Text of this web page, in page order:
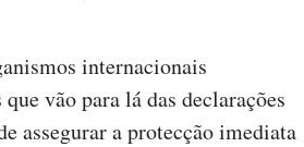
internacionais
vão para lá das declarações
assegurar a protecção imediata